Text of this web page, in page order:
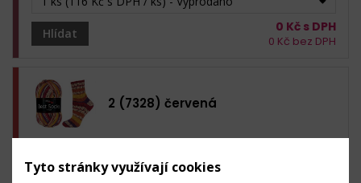
Hlídat 0 Kč s DPH
0 Kč bez DPH
2 (7328) červená
116Kč s DPH /bal. (1 ks)
1,16 Kč / g
Není skladem
Tyto stránky využívají cookies